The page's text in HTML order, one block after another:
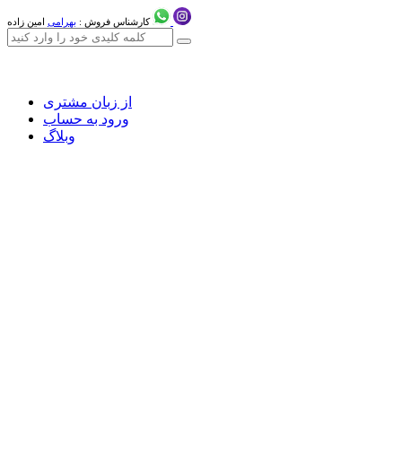
کارشناس فروش : بهرامی امین زاده
از زبان مشتری
ورود به حساب
وبلاگ